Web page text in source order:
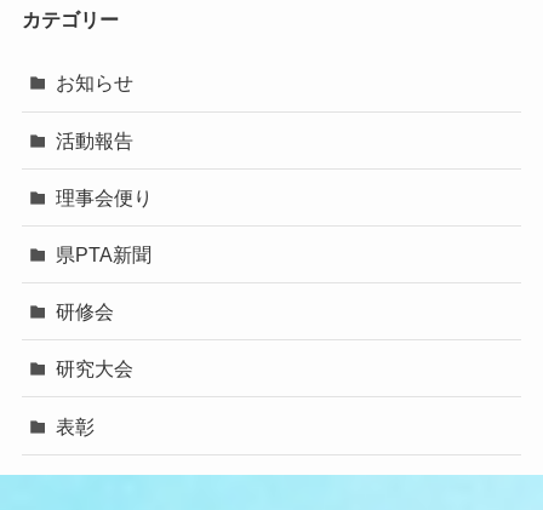
カテゴリー
お知らせ
活動報告
理事会便り
県PTA新聞
研修会
研究大会
表彰